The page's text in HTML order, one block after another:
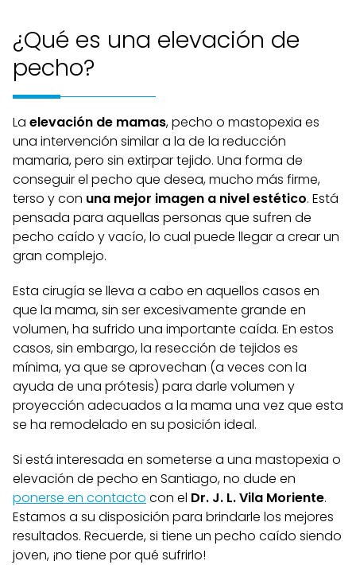
Asimetría mamaria
Ginecomastia
¿Qué es una elevación de
pecho?
La elevación de mamas, pecho o mastopexia es
una intervención similar a la de la reducción
mamaria, pero sin extirpar tejido. Una forma de
conseguir el pecho que desea, mucho más firme,
terso y con una mejor imagen a nivel estético. Está
pensada para aquellas personas que sufren de
pecho caído y vacío, lo cual puede llegar a crear un
gran complejo.
Esta cirugía se lleva a cabo en aquellos casos en
que la mama, sin ser excesivamente grande en
volumen, ha sufrido una importante caída. En estos
casos, sin embargo, la resección de tejidos es
mínima, ya que se aprovechan (a veces con la
ayuda de una prótesis) para darle volumen y
proyección adecuados a la mama una vez que esta
se ha remodelado en su posición ideal.
Si está interesada en someterse a una mastopexia o
elevación de pecho en Santiago, no dude en
ponerse en contacto con el Dr. J. L. Vila Moriente.
Estamos a su disposición para brindarle los mejores
resultados. Recuerde, si tiene un pecho caído siendo
joven, ¡no tiene por qué sufrirlo!